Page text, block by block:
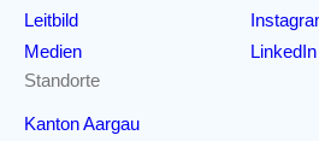
Standorte
Kanton Aargau
Leitbild
Medien
LinkedIn